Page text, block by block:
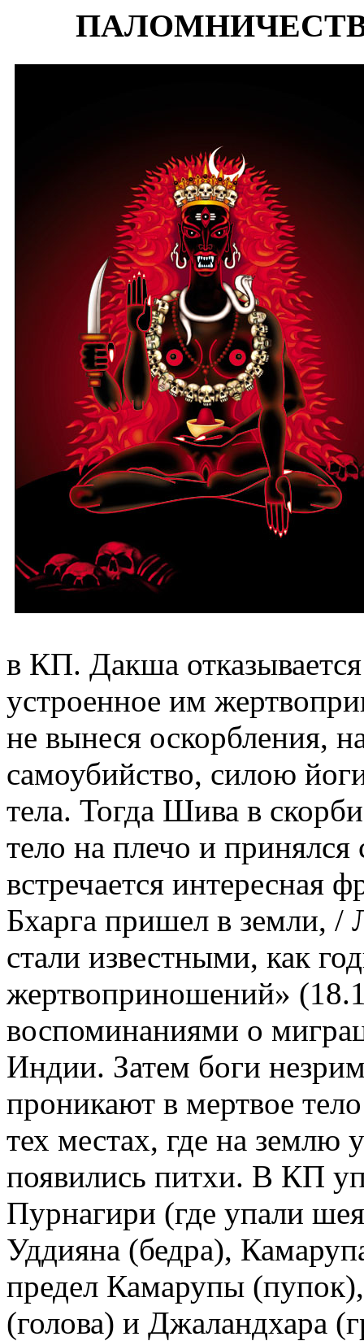
в КП. Дакша
устроенное им
не вынеся оскорбления,
самоубийство, силою
тела. Тогда Шива в
тело на плечо и
встречается интересная
Бхарга пришел в земли, /
стали известными, как
жертвоприношений»
воспоминаниями о
Индии. Затем боги
проникают в мертвое
тех местах, где на землю
появились питхи. В КП
Пурнагири (где упали
Уддияна (бедра),
предел Камарупы
(голова) и Джаландхара